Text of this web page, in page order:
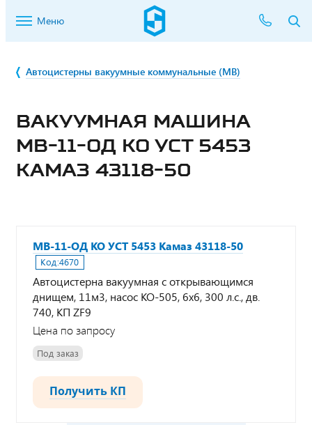
Меню
Автоцистерны вакуумные коммунальные (МВ)
ВАКУУМНАЯ МАШИНА
МВ-11-ОД КО УСТ 5453
КАМАЗ 43118-50
МВ-11-ОД КО УСТ 5453 Камаз 43118-50
Код:4670
Автоцистерна вакуумная с открывающимся
днищем, 11м3, насос КО-505, 6х6, 300 л.с., дв.
740, КП ZF9
Цена по запросу
Под заказ
Получить КП